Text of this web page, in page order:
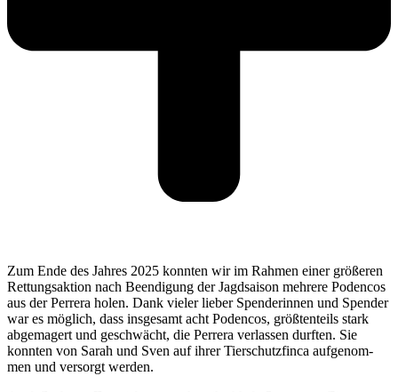
Zum Ende des Jah­res 2025 konn­ten wir im Rah­men einer grö­ße­ren
Ret­tungs­ak­ti­on nach Been­di­gung der Jagd­sai­son meh­re­re Poden­cos
aus der Per­rera holen. Dank vie­ler lie­ber Spen­de­rin­nen und Spen­der
war es mög­lich, dass ins­ge­samt acht Poden­cos, größ­ten­teils stark
abge­ma­gert und geschwächt, die Per­rera ver­las­sen durf­ten. Sie
konn­ten von Sarah und Sven auf ihrer Tier­schutz­fin­ca auf­ge­nom­
men und ver­sorgt wer­den.